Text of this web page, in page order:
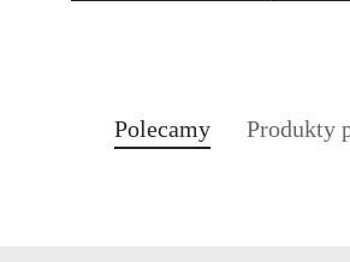
Pomiń karuzelę produktów
Produkty
Polecamy
Produkty
Produkty